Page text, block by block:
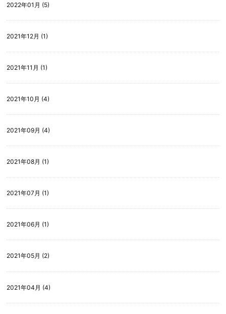
2022年01月 (5)
2021年12月 (1)
2021年11月 (1)
2021年10月 (4)
2021年09月 (4)
2021年08月 (1)
2021年07月 (1)
2021年06月 (1)
2021年05月 (2)
2021年04月 (4)